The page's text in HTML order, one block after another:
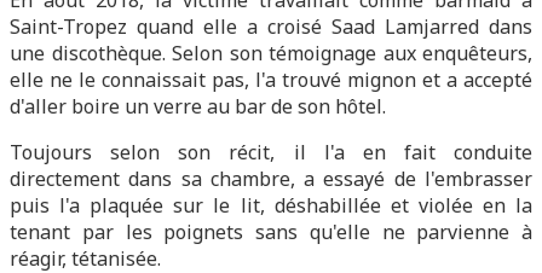
Saint-Tropez quand elle a croisé Saad Lamjarred dans
une discothèque. Selon son témoignage aux enquêteurs,
elle ne le connaissait pas, l'a trouvé mignon et a accepté
d'aller boire un verre au bar de son hôtel.
Toujours selon son récit, il l'a en fait conduite
directement dans sa chambre, a essayé de l'embrasser
puis l'a plaquée sur le lit, déshabillée et violée en la
tenant par les poignets sans qu'elle ne parvienne à
réagir, tétanisée.